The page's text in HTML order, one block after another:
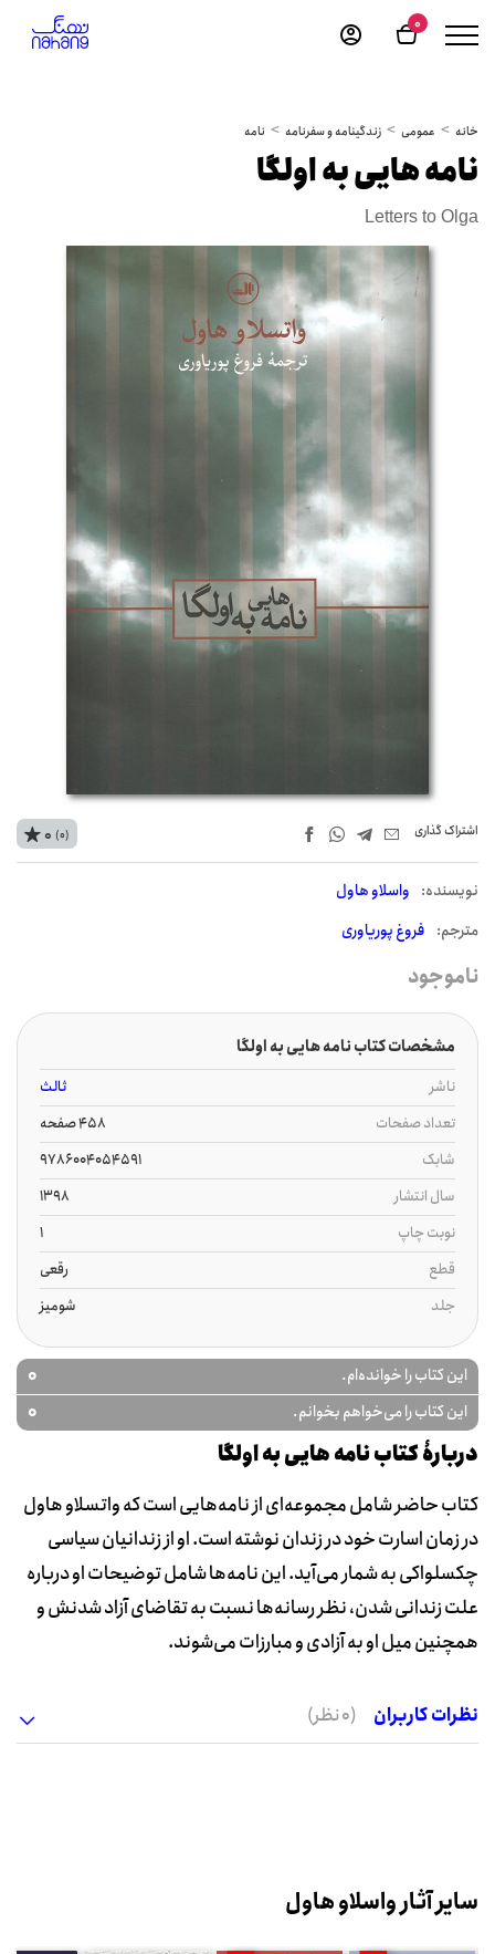
0
خانه عمومی زندگینامه و سفرنامه نامه
نامه هایی به اولگا
Letters to Olga
اشتراک‌ گذاری
نويسنده: واسلاو هاول
مترجم: فروغ پوریاوری
0 (0)
ناموجود
مشخصات کتاب نامه هایی به اولگا
ناشر
ثالث
تعداد صفحات
458 صفحه
شابک
9786004054591
سال انتشار
1398
نوبت چاپ
1
قطع
رقعی
جلد
شومیز
این کتاب را خوانده‌ام. 0
این کتاب را می‌خواهم بخوانم. 0
دربارۀ کتاب نامه هایی به اولگا
کتاب حاضر شامل مجموعه‌ای از نامه‌هایی است که واتسلاو هاول
در زمان اسارت خود در زندان نوشته است. او از زندانیان سیاسی
چکسلواکی به شمار می‌آید. این نامه‌ها شامل توضیحات او درباره
علت زندانی شدن، نظر رسانه‌ها نسبت به تقاضای آزاد شدنش و
همچنین میل او به آزادی و مبارزات می‌شوند.
نظرات کاربران (0 نظر)
سایر آثار واسلاو هاول